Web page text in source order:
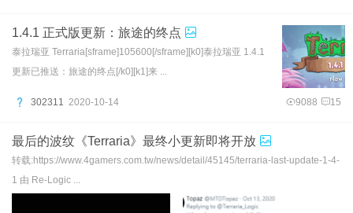
1.4.1 正式版更新：旅途的终点
泰拉瑞亚 Terraria[sframe]105600[/sframe][k0]泰拉瑞亚 1.4.1
更新已推送：旅途的终点[/k0][k1]来 ...
302311 2020-10-14 9088 15
最后的波纹《Terraria》最终小更新即将开放
转载:https://www.4gamers.com.tw/news/detail/45145/terraria-last-update-1-4-
1 由 Re-Logic ...